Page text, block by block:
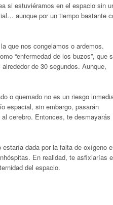
si estuviéramos en el espacio sin
aunque por un tiempo bastante
que nos congelamos o ardemos.
“enfermedad de los buzos”, que
de 30 segundos. Aunque,
o quemado no es un riesgo
espacial, sin embargo, pasarán
cerebro. Entonces, te desmayarás
dada por la falta de oxígeno
En realidad, te asfixiarías
del espacio.